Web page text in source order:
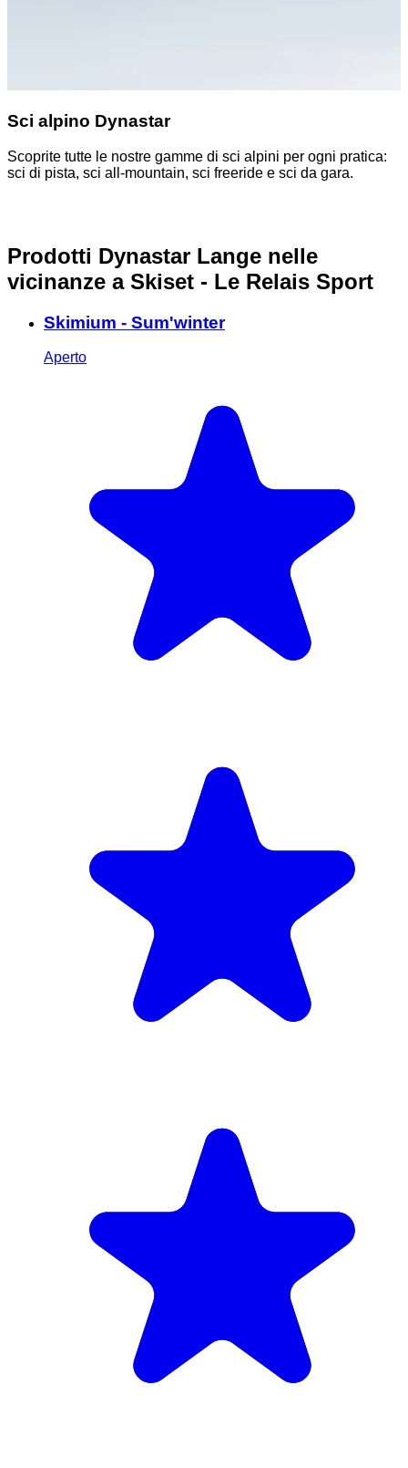
Sci alpino Dynastar
Scoprite tutte le nostre gamme di sci alpini per ogni pratica:
sci di pista, sci all-mountain, sci freeride e sci da gara.
Prodotti Dynastar Lange nelle
vicinanze a Skiset - Le Relais Sport
Skimium - Sum'winter
Aperto